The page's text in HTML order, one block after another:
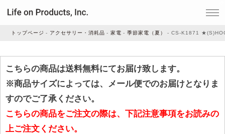
家事・生活雑貨
ルームフレグランス
トップページ アクセサリー・消耗品 家電 季節家電（夏） CS-K1871
こちらの商品は送料無料にてお届け致します。
※商品サイズによっては、メール便でのお届けとなりま
すのでご了承ください。
こちらの商品をご注文の際は、下記注意事項をお読みの
上ご注文ください。